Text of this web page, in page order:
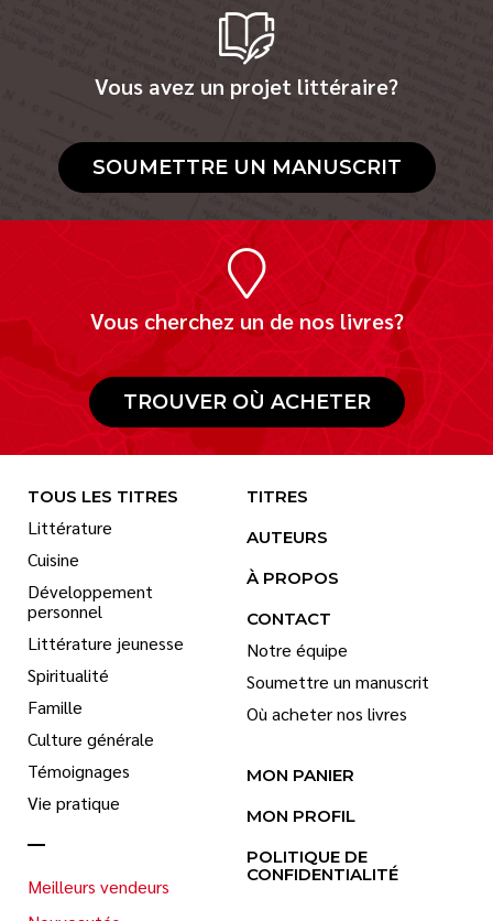
Vous avez un projet littéraire?
SOUMETTRE UN MANUSCRIT
Vous cherchez un de nos livres?
TROUVER OÙ ACHETER
TOUS LES TITRES
Littérature
Cuisine
Développement
personnel
Littérature jeunesse
Spiritualité
Famille
Culture générale
Témoignages
Vie pratique
Meilleurs vendeurs
TITRES
AUTEURS
À PROPOS
CONTACT
Notre équipe
Soumettre un manuscrit
Où acheter nos livres
MON PANIER
MON PROFIL
POLITIQUE DE
CONFIDENTIALITÉ